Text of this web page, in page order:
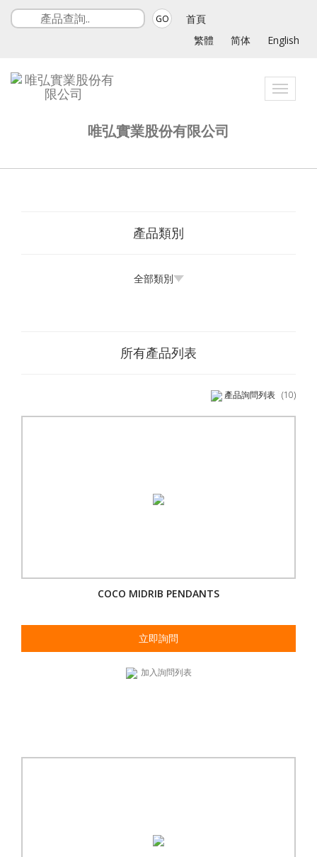
GO
首頁
繁體
简体 English
Toggle
唯弘實業股份有限公司
產品類別
全部類別
所有產品列表
產品詢問列表 (10)
COCO MIDRIB PENDANTS
立即詢問
加入詢問列表